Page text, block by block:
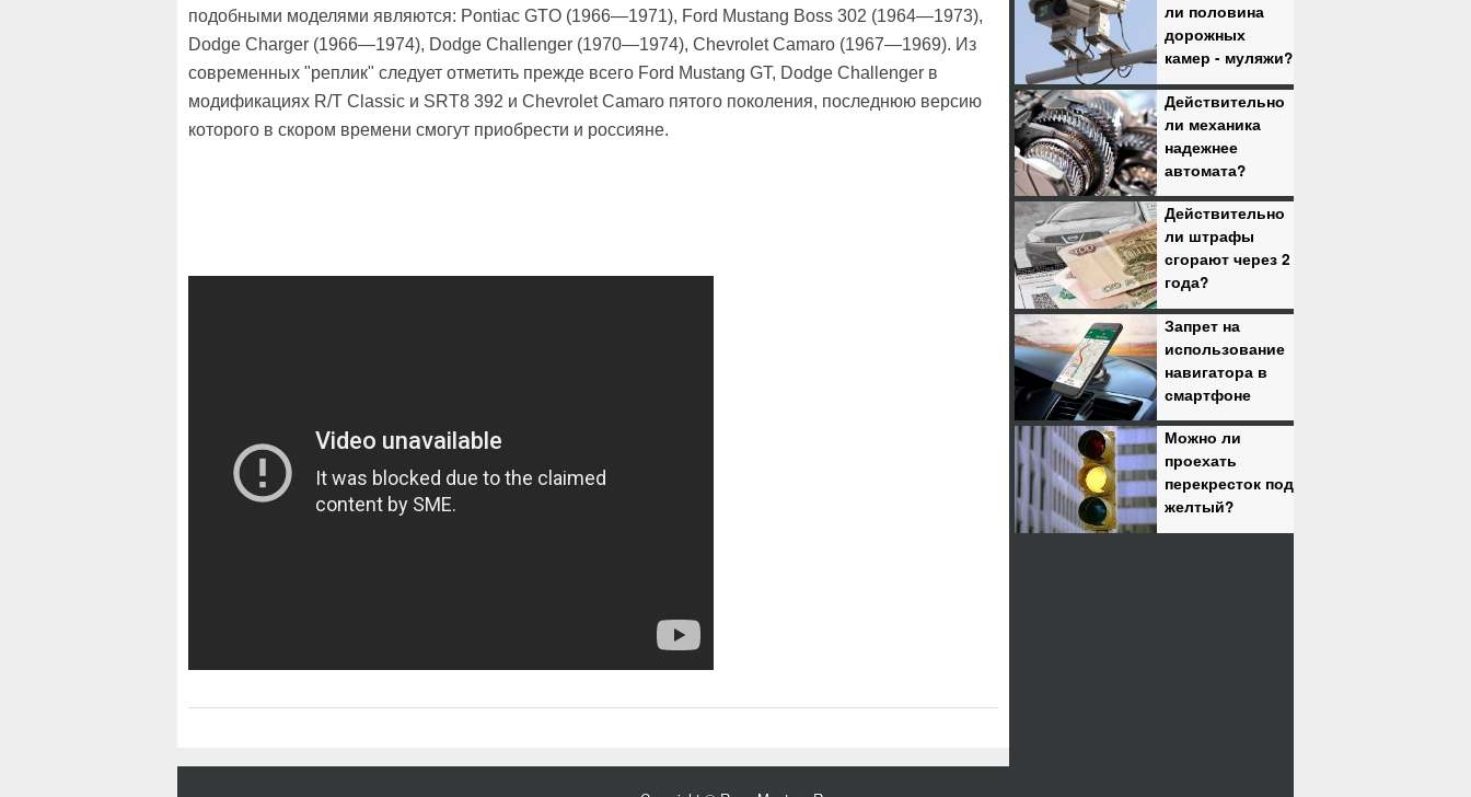
подобными моделями являются: Pontiac GTO (1966—1971), Ford Mustang Boss 302 (1964—1973),
Dodge Charger (1966—1974), Dodge Challenger (1970—1974), Chevrolet Camaro (1967—1969). Из
современных "реплик" следует отметить прежде всего Ford Mustang GT, Dodge Challenger в
модификациях R/T Classic и SRT8 392 и Chevrolet Camaro пятого поколения, последнюю версию
которого в скором времени смогут приобрести и россияне.
ли половина
дорожных
камер - муляжи?
Действительно
ли механика
надежнее
автомата?
Действительно
ли штрафы
сгорают через 2
года?
Запрет на
использование
навигатора в
смартфоне
Можно ли
проехать
перекресток под
желтый?